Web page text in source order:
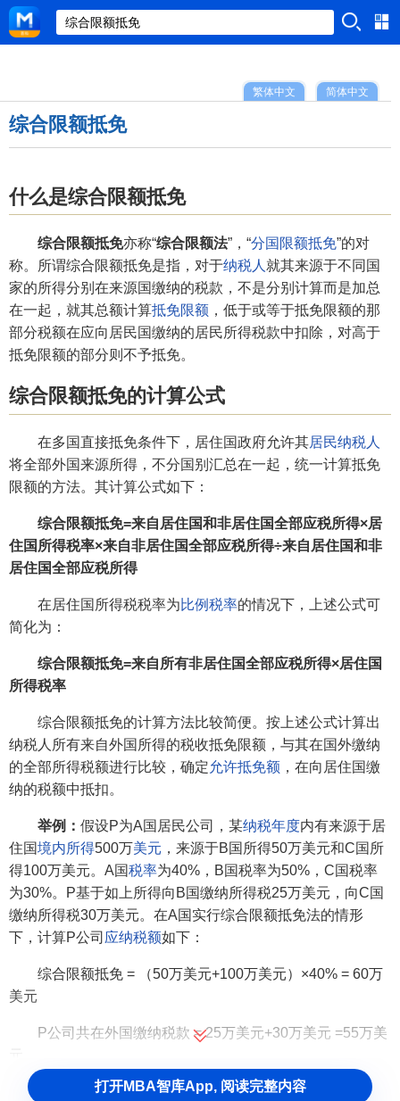
简体中文
繁体中文
综合限额抵免
什么是综合限额抵免
综合限额抵免亦称“综合限额法”，“分国限额抵免”的对
称。所谓综合限额抵免是指，对于纳税人 就其来源于不同国
家的所得分别在来源国缴纳的税款，不是分别计算而是加总
在一起，就其总额计算抵免限额 ，低于或等于抵免限额的那
部分税额在应向居民国缴纳的居民所得税款中扣除，对高于
抵免限额的部分则不予抵免。
综合限额抵免的计算公式
在多国直接抵免条件下，居住国政府允许其居民纳税人
将全部外国来源所得，不分国别汇总在一起，统一计算抵免
限额的方法。其计算公式如下：
综合限额抵免=来自居住国和非居住国全部应税所得×居
住国所得税率×来自非居住国全部应税所得÷来自居住国和非
居住国全部应税所得
在居住国所得税税率为比例税率的情况下，上述公式可
简化为：
综合限额抵免=来自所有非居住国全部应税所得×居住国
所得税率
综合限额抵免的计算方法比较简便。按上述公式计算出
纳税人所有来自外国所得的税收抵免限额，与其在国外缴纳
的全部所得税额进行比较，确定允许抵免额 ，在向居住国缴
纳的税额中抵扣。
举例： 假设P为A国居民公司，某纳税年度内有来源于居
住国境内所得500万美元 ，来源于B国所得50万美元和C国所
得100万美元。A国税率为40%，B国税率为50%，C国税率
为30%。P基于如上所得向B国缴纳所得税25万美元，向C国
缴纳所得税30万美元。在A国实行综合限额抵免法的情形
下，计算P公司 应纳税额如下：
综合限额抵免 = （50万美元+100万美元）×40% = 60万
美元
P公司共在外国缴纳税款 = 25万美元+30万美元 =55万美
由于P公司已向外国政府缴纳的税款数额低于计算出的抵
打开MBA智库App, 阅读完整内容